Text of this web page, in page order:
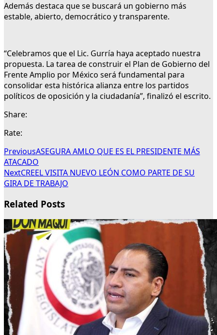
Además destaca que se buscará un gobierno más
estable, abierto, democrático y transparente.
“Celebramos que el Lic. Gurría haya aceptado nuestra
propuesta. La tarea de construir el Plan de Gobierno del
Frente Amplio por México será fundamental para
consolidar esta histórica alianza entre los partidos
políticos de oposición y la ciudadanía”, finalizó el escrito.
Share:
Rate:
PreviousASEGURA AMLO QUE ES EL PRESIDENTE MÁS
ATACADO
NextCREEL VISITA NUEVO LEÓN COMO PARTE DE SU
GIRA DE TRABAJO
Related Posts